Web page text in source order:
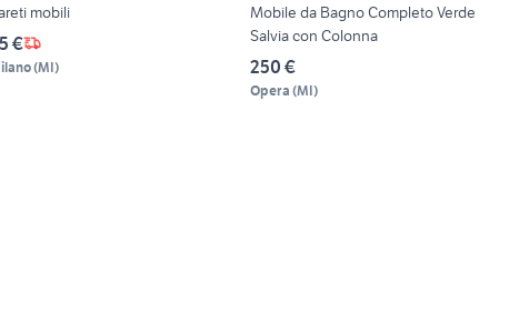
mobili
€
(MI)
Mobile da Bagno Completo Verde
Salvia con Colonna
250 €
Opera (MI)